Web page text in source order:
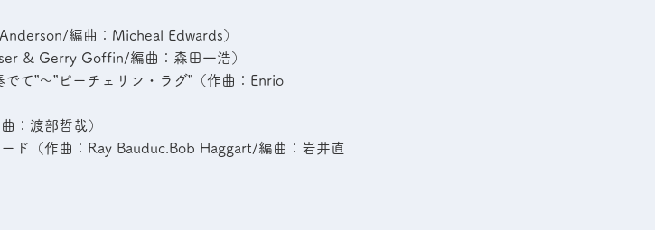
編曲：Micheal Edwards）
& Gerry Goffin/編曲：森田一浩）
て”～”ピーチェリン・ラグ”（作曲：Enrio
：渡部哲哉）
ド（作曲：Ray Bauduc.Bob Haggart/編曲：岩井直